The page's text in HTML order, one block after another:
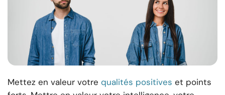
Mettez en valeur votre qualités positives et points